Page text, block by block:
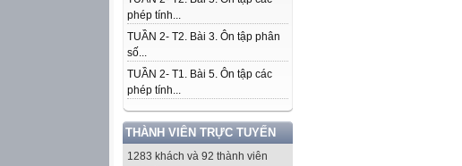
phép tính...
TUẦN 2- T2. Bài 3. Ôn tập phân
số...
TUẦN 2- T1. Bài 5. Ôn tập các
phép tính...
THÀNH VIÊN TRỰC TUYẾN
1283 khách và 92 thành viên